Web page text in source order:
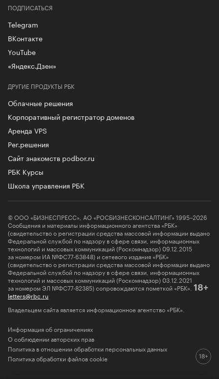
ДРУГИЕ ПРОДУКТЫ РБК
Облачные решения
Корпоративный регистратор доменов
Аренда VPS
Рег.решения
Сайт знакомств podbor.ru
РБК Курсы
Школа управления РБК
ПОДПИСАТЬСЯ
Telegram
ВКонтакте
YouTube
«Яндекс.Дзен»
© ООО «БИЗНЕСПРЕСС», АО «РОСБИЗНЕСКОНСАЛТИНГ» 1995–2026
Сообщения и материалы информационного агентства «РБК»
(свидетельство о регистрации средства массовой информации выдано
Федеральной службой по надзору в сфере связи, информационных
технологий и массовых коммуникаций (Роскомнадзор) 09.12.2015
за номером ИА №ФС77-63848) и сетевого издания «РБК»
(свидетельство о регистрации средства массовой информации выдано
Федеральной службой по надзору в сфере связи, информационных
технологий и массовых коммуникаций (Роскомнадзор) 03.12.2021
за номером ЭЛ №ФС77-82385) сопровождаются пометкой «РБК». 18+
letters@rbc.ru
Владельцем сайта является информационное агентство «РБК».
Информация об ограничениях
О соблюдении авторских прав
Политика в отношении обработки персональных данных
Политика обработки файлов cookie